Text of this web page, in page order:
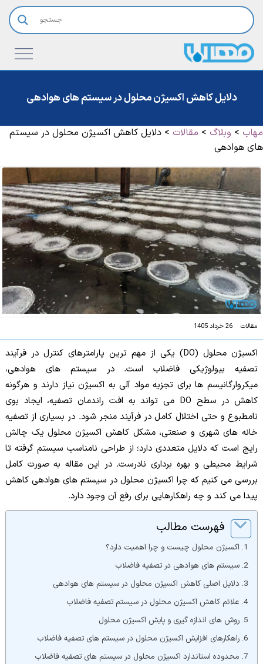
دلایل کاهش اکسیژن محلول در سیستم های هوادهی
مهاب > وبلاگ > مقالات > دلایل کاهش اکسیژن محلول در سیستم
های هوادهی
مقالات 26 خرداد 1405
اکسیژن محلول (DO) یکی از مهم ترین پارامترهای کنترل در فرآیند
تصفیه بیولوژیکی فاضلاب است. در سیستم های هوادهی،
میکروارگانیسم ها برای تجزیه مواد آلی به اکسیژن نیاز دارند و هرگونه
کاهش در سطح DO می تواند به افت راندمان تصفیه، ایجاد بوی
نامطبوع و حتی اختلال کامل در فرآیند منجر شود. در بسیاری از تصفیه
خانه های شهری و صنعتی، مشکل کاهش اکسیژن محلول یک چالش
رایج است که دلایل متعددی دارد؛ از طراحی نامناسب سیستم گرفته تا
شرایط محیطی و بهره برداری نادرست. در این مقاله به صورت کامل
بررسی می کنیم که چرا اکسیژن محلول در سیستم های هوادهی کاهش
پیدا می کند و چه راهکارهایی برای رفع آن وجود دارد.
فهرست مطالب
اکسیژن محلول چیست و چرا اهمیت دارد؟
سیستم های هوادهی در تصفیه فاضلاب
دلایل اصلی کاهش اکسیژن محلول در سیستم های هوادهی
علائم کاهش اکسیژن محلول در سیستم تصفیه فاضلاب
روش های اندازه گیری و پایش اکسیژن محلول
راهکارهای افزایش اکسیژن محلول در سیستم های تصفیه فاضلاب
محدوده استاندارد اکسیژن محلول در سیستم های تصفیه فاضلاب